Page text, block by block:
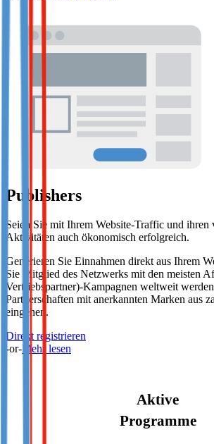
Publishers
Seien Sie mit Ihrem Website-Traffic und ihren
Aktivitäten auch ökonomisch erfolgreich.
Generieren Sie Einnahmen direkt aus Ihrem
Sie Mitglied des Netzwerks mit den meisten
Vertriebspartner)-Kampagnen weltweit
Partnerschaften mit anerkannten Marken aus
eingehen.
Direkt registrieren
-or-Mehr lesen
Aktive
Programme